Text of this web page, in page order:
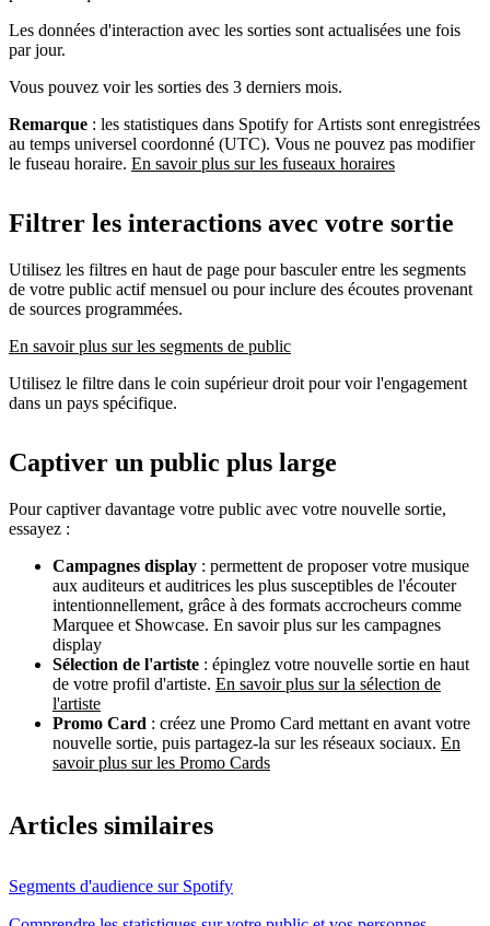
Les données d'interaction avec les sorties sont actualisées une fois
par jour.
Vous pouvez voir les sorties des 3 derniers mois.
Remarque : les statistiques dans Spotify for Artists sont enregistrées
au temps universel coordonné (UTC). Vous ne pouvez pas modifier
le fuseau horaire. En savoir plus sur les fuseaux horaires
Filtrer les interactions avec votre sortie
Utilisez les filtres en haut de page pour basculer entre les segments
de votre public actif mensuel ou pour inclure des écoutes provenant
de sources programmées.
En savoir plus sur les segments de public
Utilisez le filtre dans le coin supérieur droit pour voir l'engagement
dans un pays spécifique.
Captiver un public plus large
Pour captiver davantage votre public avec votre nouvelle sortie,
essayez :
Campagnes display : permettent de proposer votre musique
aux auditeurs et auditrices les plus susceptibles de l'écouter
intentionnellement, grâce à des formats accrocheurs comme
Marquee et Showcase. En savoir plus sur les campagnes
display
Sélection de l'artiste : épinglez votre nouvelle sortie en haut
de votre profil d'artiste. En savoir plus sur la sélection de
l'artiste
Promo Card : créez une Promo Card mettant en avant votre
nouvelle sortie, puis partagez-la sur les réseaux sociaux. En
savoir plus sur les Promo Cards
Articles similaires
Segments d'audience sur Spotify